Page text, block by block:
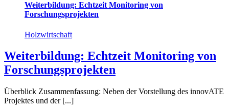
Weiterbildung: Echtzeit Monitoring von
Forschungsprojekten
Holzwirtschaft
Weiterbildung: Echtzeit Monitoring von
Forschungsprojekten
Überblick Zusammenfassung: Neben der Vorstellung des innovATE
Projektes und der [...]